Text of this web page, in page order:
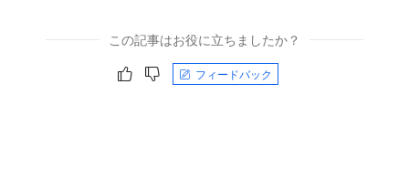
この記事はお役に立ちましたか？
フィードバック